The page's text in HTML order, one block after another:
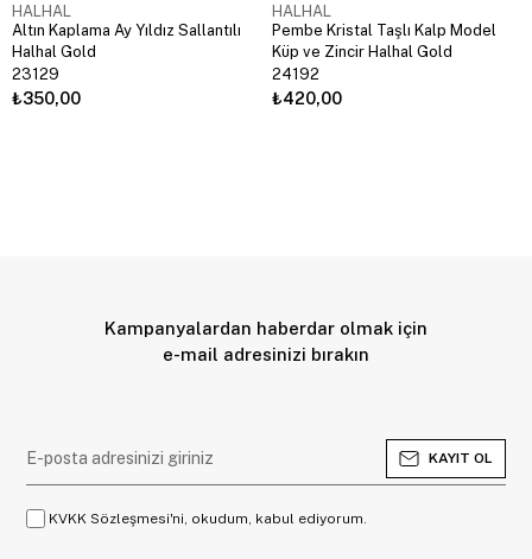
HALHAL
Altın Kaplama Ay Yıldız Sallantılı
Halhal Gold
23129
₺350,00
HALHAL
Pembe Kristal Taşlı Kalp Model
Küp ve Zincir Halhal Gold
24192
₺420,00
Kampanyalardan haberdar olmak için
e-mail adresinizi bırakın
KAYIT OL
KVKK Sözleşmesi'ni, okudum, kabul ediyorum.